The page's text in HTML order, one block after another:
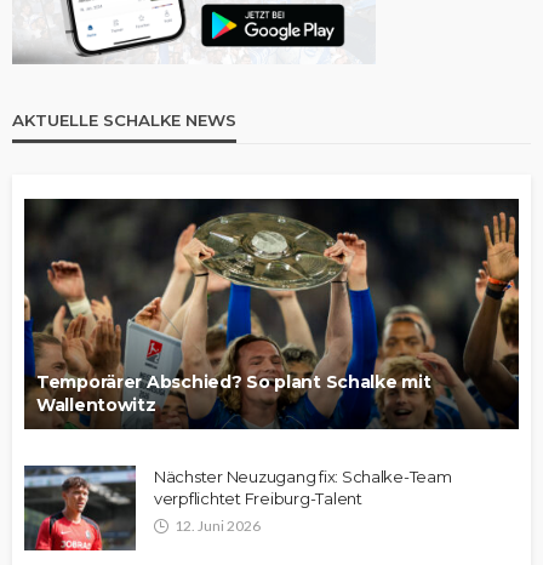
AKTUELLE SCHALKE NEWS
Temporärer Abschied? So plant Schalke mit
Wallentowitz
Nächster Neuzugang fix: Schalke-Team
verpflichtet Freiburg-Talent
12. Juni 2026